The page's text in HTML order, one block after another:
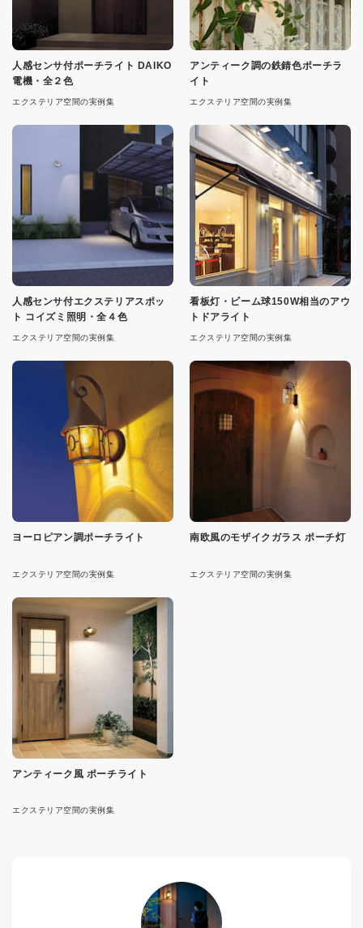
人感センサ付ポーチライト DAIKO
電機・全２色
エクステリア空間の実例集
アンティーク調の鉄錆色ポーチラ
イト
エクステリア空間の実例集
人感センサ付エクステリアスポッ
ト コイズミ照明・全４色
エクステリア空間の実例集
看板灯・ビーム球150W相当のアウ
トドアライト
エクステリア空間の実例集
ヨーロピアン調ポーチライト
エクステリア空間の実例集
南欧風のモザイクガラス ポーチ灯
エクステリア空間の実例集
アンティーク風 ポーチライト
エクステリア空間の実例集